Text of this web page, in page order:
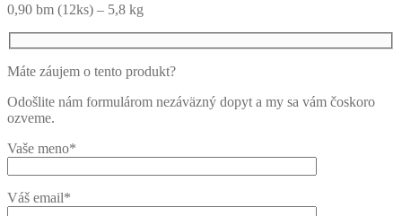
0,90 bm (12ks) – 5,8 kg
Máte záujem o tento produkt?
Odošlite nám formulárom nezáväzný dopyt a my sa vám čoskoro
ozveme.
Vaše meno*
Váš email*